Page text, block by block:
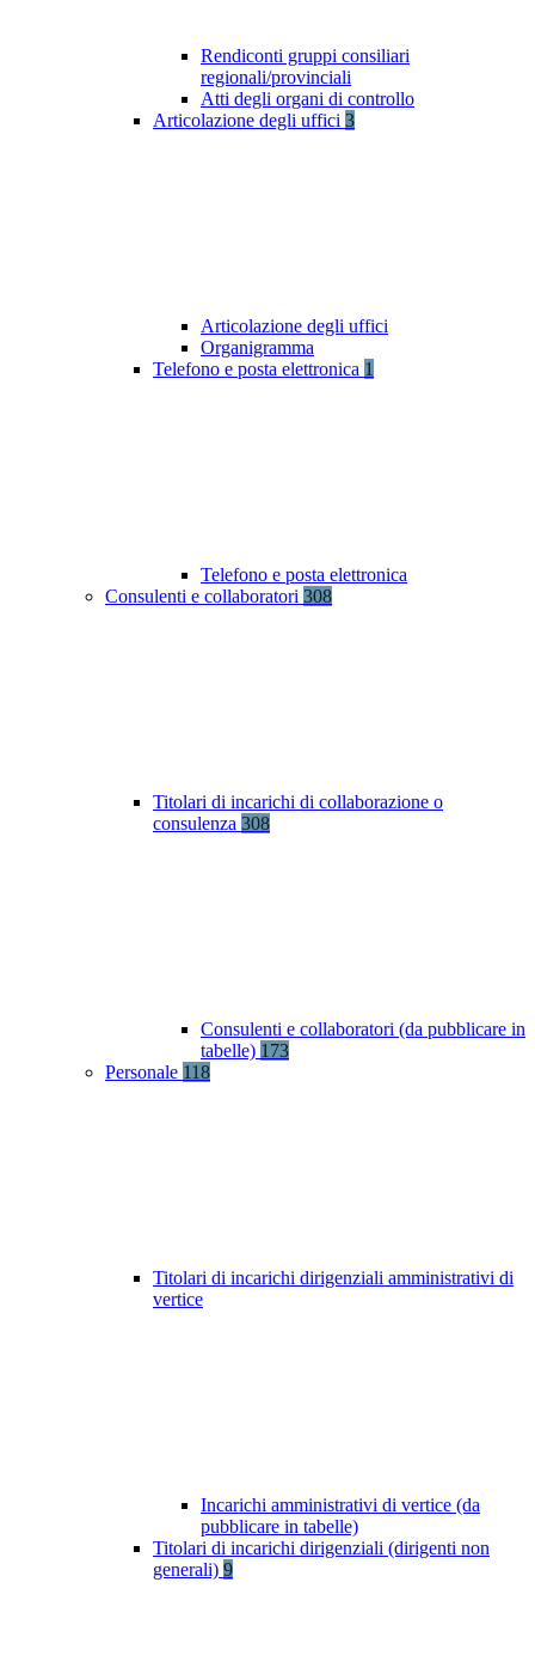
Rendiconti gruppi consiliari
regionali/provinciali
Atti degli organi di controllo
Articolazione degli uffici 3
Articolazione degli uffici
Organigramma
Telefono e posta elettronica 1
Telefono e posta elettronica
Consulenti e collaboratori 308
Titolari di incarichi di collaborazione o
consulenza 308
Consulenti e collaboratori (da pubblicare in
tabelle) 173
Personale 118
Titolari di incarichi dirigenziali amministrativi di
vertice
Incarichi amministrativi di vertice (da
pubblicare in tabelle)
Titolari di incarichi dirigenziali (dirigenti non
generali) 9